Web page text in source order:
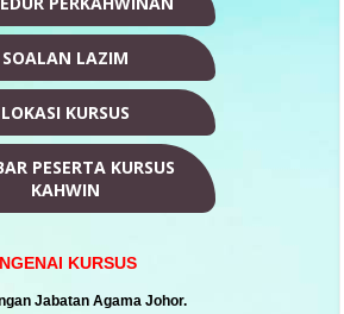
SOALAN LAZIM
LOKASI KURSUS
PESERTA KURSUS
KAHWIN
KURSUS
Jabatan Agama Johor.